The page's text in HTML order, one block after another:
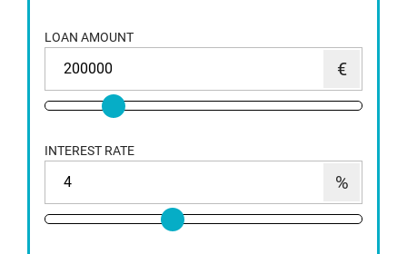
LOAN AMOUNT
INTEREST RATE